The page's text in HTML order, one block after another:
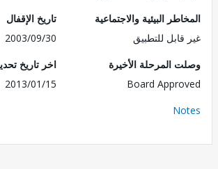
البيئية والاجتماعية
للتطبيق
تاريخ الإقفال
2003/09/30
المرحلة الأخيرة
Board
اخر تاريخ تحديث
2013/01/15